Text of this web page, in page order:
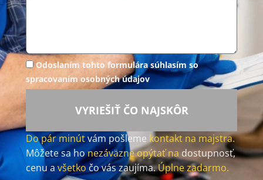
Odoslaním tohto formulára súhlasím so
spracovaním osobných údajov
VYRIEŠIŤ ČO NAJSKÔR
Do pár minútvám pošleme kontakt na majstra.
Môžete sa honezáväzne opýtať na dostupnosť,
cenu avšetkočo vás zaujíma.Úplne zadarmo.